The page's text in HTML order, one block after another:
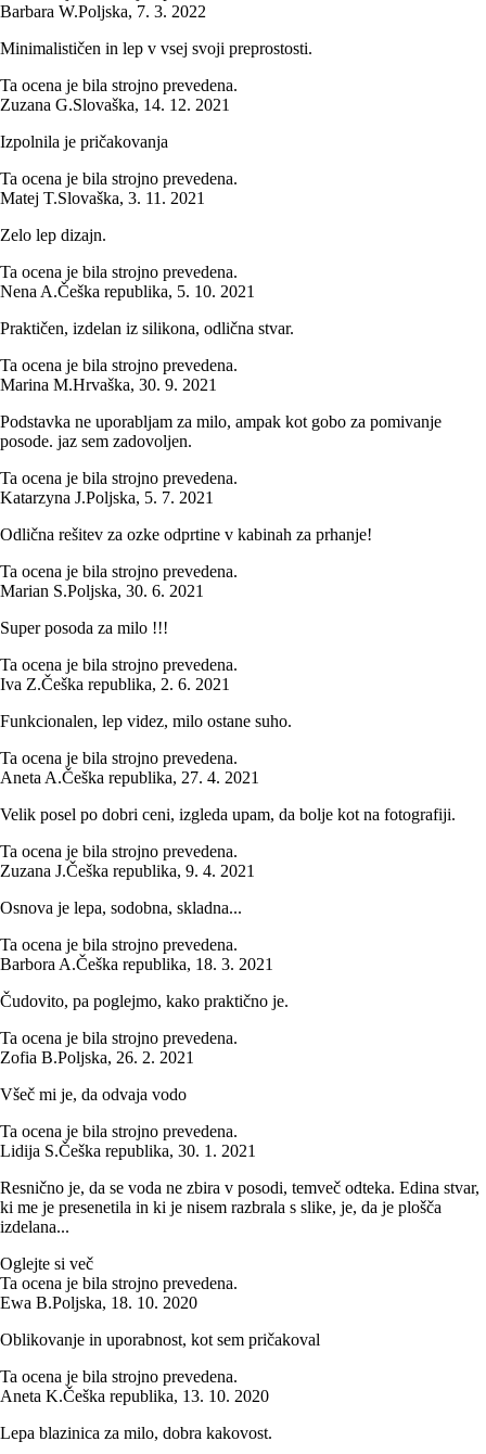
Barbara W.Poljska, 7. 3. 2022
Minimalističen in lep v vsej svoji preprostosti.
Ta ocena je bila strojno prevedena.
Zuzana G.Slovaška, 14. 12. 2021
Izpolnila je pričakovanja
Ta ocena je bila strojno prevedena.
Matej T.Slovaška, 3. 11. 2021
Zelo lep dizajn.
Ta ocena je bila strojno prevedena.
Nena A.Češka republika, 5. 10. 2021
Praktičen, izdelan iz silikona, odlična stvar.
Ta ocena je bila strojno prevedena.
Marina M.Hrvaška, 30. 9. 2021
Podstavka ne uporabljam za milo, ampak kot gobo za pomivanje
posode. jaz sem zadovoljen.
Ta ocena je bila strojno prevedena.
Katarzyna J.Poljska, 5. 7. 2021
Odlična rešitev za ozke odprtine v kabinah za prhanje!
Ta ocena je bila strojno prevedena.
Marian S.Poljska, 30. 6. 2021
Super posoda za milo !!!
Ta ocena je bila strojno prevedena.
Iva Z.Češka republika, 2. 6. 2021
Funkcionalen, lep videz, milo ostane suho.
Ta ocena je bila strojno prevedena.
Aneta A.Češka republika, 27. 4. 2021
Velik posel po dobri ceni, izgleda upam, da bolje kot na fotografiji.
Ta ocena je bila strojno prevedena.
Zuzana J.Češka republika, 9. 4. 2021
Osnova je lepa, sodobna, skladna...
Ta ocena je bila strojno prevedena.
Barbora A.Češka republika, 18. 3. 2021
Čudovito, pa poglejmo, kako praktično je.
Ta ocena je bila strojno prevedena.
Zofia B.Poljska, 26. 2. 2021
Všeč mi je, da odvaja vodo
Ta ocena je bila strojno prevedena.
Lidija S.Češka republika, 30. 1. 2021
Resnično je, da se voda ne zbira v posodi, temveč odteka. Edina stvar,
ki me je presenetila in ki je nisem razbrala s slike, je, da je plošča
izdelana...
Oglejte si več
Ta ocena je bila strojno prevedena.
Ewa B.Poljska, 18. 10. 2020
Oblikovanje in uporabnost, kot sem pričakoval
Ta ocena je bila strojno prevedena.
Aneta K.Češka republika, 13. 10. 2020
Lepa blazinica za milo, dobra kakovost.